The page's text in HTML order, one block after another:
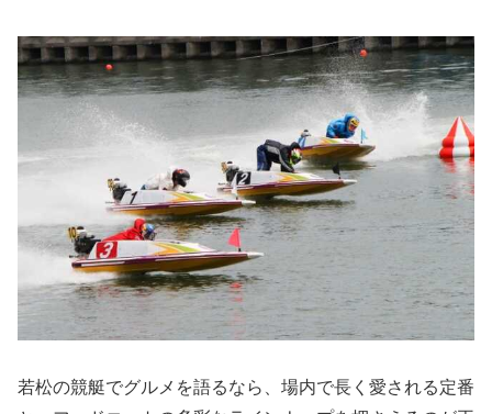
若松の競艇でグルメを語るなら、場内で長く愛される定番